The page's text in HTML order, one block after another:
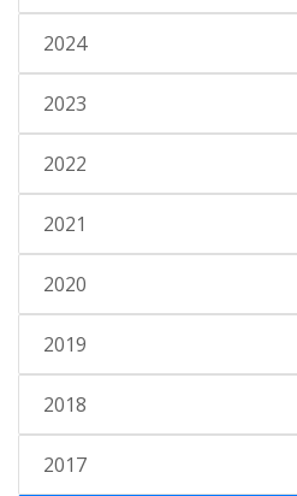
2024
2023
2022
2021
2020
2019
2018
2017